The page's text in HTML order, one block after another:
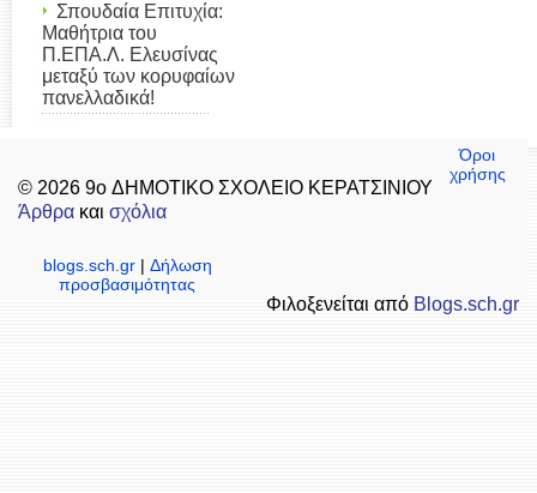
Σπουδαία Επιτυχία:
Μαθήτρια του
Π.ΕΠΑ.Λ. Ελευσίνας
μεταξύ των κορυφαίων
πανελλαδικά!
© 2026 9o ΔΗΜΟΤΙΚΟ ΣΧΟΛΕΙΟ ΚΕΡΑΤΣΙΝΙΟΥ
Άρθρα και σχόλια
Φιλοξενείται από Blogs.sch.gr
Όροι
χρήσης
blogs.sch.gr| Δήλωση
προσβασιμότητας